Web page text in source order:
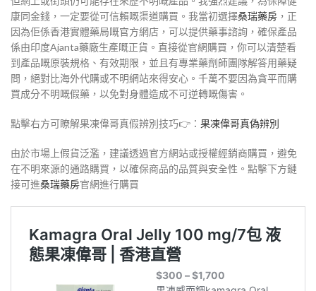
康同金錢，一定要從可信賴嘅渠道購買。我當初選擇桑瑞藥房 ，正
因為佢係香港實體藥局嘅官方網店，可以提供藥事諮詢，確保產品
係由印度Ajanta藥廠生產嘅正貨。直接從官網購買，你可以清楚看
到產品嘅原裝規格、有效期限，並且有專業藥劑師團隊解答用藥疑
問，絕對比海外代購或不明網站來得安心。千萬不要因為貪平而購
買成分不明嘅假藥，以免對身體造成不可逆轉嘅傷害。
點擊右方可瞭解果凍偉哥真假辨別技巧👉： 果凍偉哥真偽辨別
由於市場上假貨泛濫，建議透過官方網站或授權經銷商購買，避免
在不明來源的通路購買，以確保商品的品質與安全性。點擊下方鏈
接可進桑瑞藥房官網進行購買